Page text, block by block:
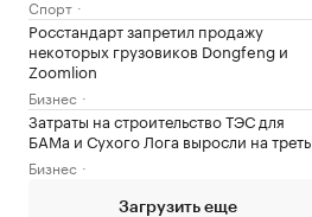
Спорт
Росстандарт запретил продажу
некоторых грузовиков Dongfeng и
Zoomlion
Бизнес
Затраты на строительство ТЭС для
БАМа и Сухого Лога выросли на треть
Бизнес
Загрузить еще